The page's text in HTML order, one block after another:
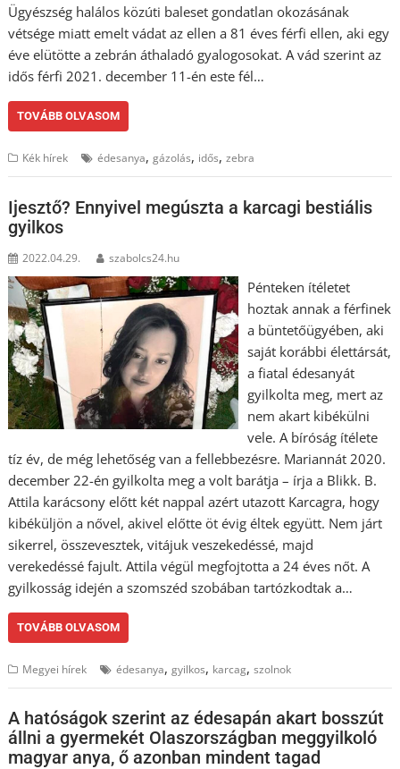
Ügyészség halálos közúti baleset gondatlan okozásának
vétsége miatt emelt vádat az ellen a 81 éves férfi ellen, aki egy
éve elütötte a zebrán áthaladó gyalogosokat. A vád szerint az
idős férfi 2021. december 11-én este fél…
TOVÁBB OLVASOM
Kék hírek édesanya,gázolás, idős,zebra
Ijesztő? Ennyivel megúszta a karcagi bestiális
gyilkos
2022.04.29. szabolcs24.hu
Pénteken ítéletet
hoztak annak a férfinek
a büntetőügyében, aki
saját korábbi élettársát,
a fiatal édesanyát
gyilkolta meg, mert az
nem akart kibékülni
vele. A bíróság ítélete
tíz év, de még lehetőség van a fellebbezésre. Mariannát 2020.
december 22-én gyilkolta meg a volt barátja – írja a Blikk. B.
Attila karácsony előtt két nappal azért utazott Karcagra, hogy
kibéküljön a nővel, akivel előtte öt évig éltek együtt. Nem járt
sikerrel, összevesztek, vitájuk veszekedéssé, majd
verekedéssé fajult. Attila végül megfojtotta a 24 éves nőt. A
gyilkosság idején a szomszéd szobában tartózkodtak a…
TOVÁBB OLVASOM
Megyei hírek édesanya,gyilkos, karcag,szolnok
A hatóságok szerint az édesapán akart bosszút
állni a gyermekét Olaszországban meggyilkoló
magyar anya, ő azonban mindent tagad